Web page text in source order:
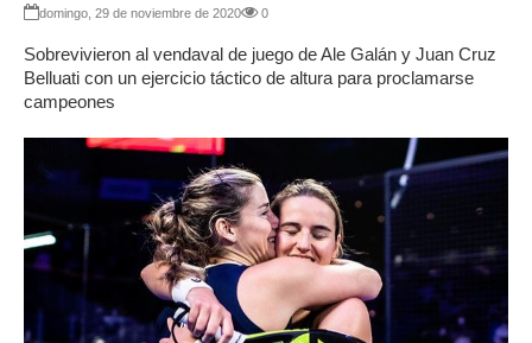
domingo, 29 de noviembre de 2020 0
Sobrevivieron al vendaval de juego de Ale Galán y Juan Cruz
Belluati con un ejercicio táctico de altura para proclamarse
campeones